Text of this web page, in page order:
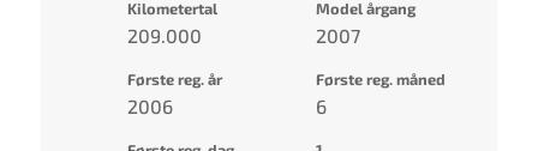
Kilometertal
209.000
Model årgang
2007
Første reg. år
2006
Første reg. måned
6